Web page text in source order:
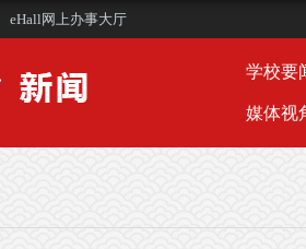
eHall网上办事大厅
学校要
媒体视